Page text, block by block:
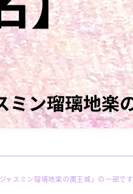
ャスミン瑠璃地楽の魔王城」の一部です